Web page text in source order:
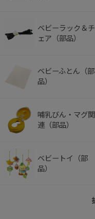
ベビーラック＆チ
ェア（部品）
ベビーふとん（部
品）
哺乳びん・マグ関
連（部品）
ベビートイ（部
品）